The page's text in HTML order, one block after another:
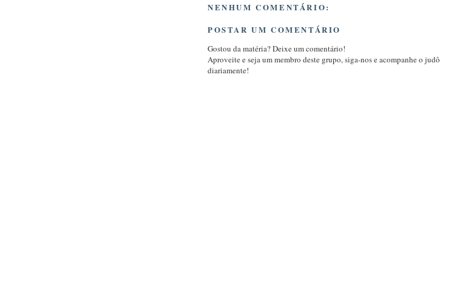
NENHUM COMENTÁRIO:
POSTAR UM COMENTÁRIO
Gostou da matéria? Deixe um comentário!
Aproveite e seja um membro deste grupo, siga-nos e acompanhe o judô
diariamente!